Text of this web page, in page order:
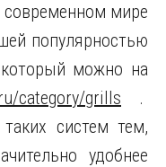
современном мире
популярностью
который можно на
category/grills .
систем тем,
удобнее